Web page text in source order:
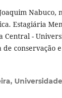
Nabuco,
Estagiária
Central -
conservação